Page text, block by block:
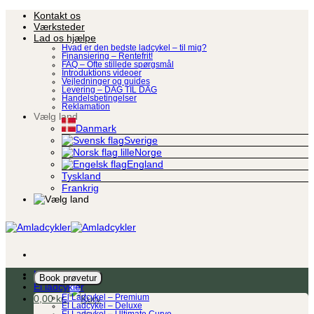
Fortsæt
indhold
Kontakt os
Værksteder
Lad os hjælpe
Hvad er den bedste ladcykel – til mig?
Finansiering – Rentefrit!
FAQ – Ofte stillede spørgsmål
Introduktions videoer
Vejledninger og guides
Levering – DAG TIL DAG
Handelsbetingelser
Reklamation
Vælg land
Danmark
Sverige
Norge
England
Tyskland
Frankrig
Book prøvetur
0,00kr.
Ladcykel
El ladcykler
El Ladcykel – Premium
El Ladcykel – Deluxe